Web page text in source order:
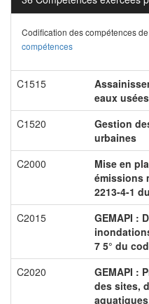
Codification des compétences
compétences
C1515
eaux usées
C1520
Gestion
urbaines
C2000
Mise en
émissions
2213-4-1
C2015
GEMAPI :
7 5° du
C2020
GEMAPI :
des sites,